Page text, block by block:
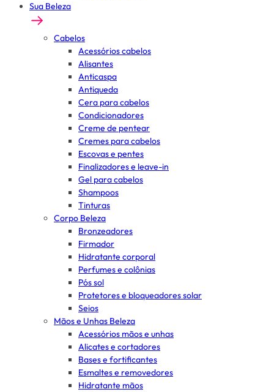
Sua Beleza
Cabelos
Acessórios cabelos
Alisantes
Anticaspa
Antiqueda
Cera para cabelos
Condicionadores
Creme de pentear
Cremes para cabelos
Escovas e pentes
Finalizadores e leave-in
Gel para cabelos
Shampoos
Tinturas
Corpo Beleza
Bronzeadores
Firmador
Hidratante corporal
Perfumes e colônias
Pós sol
Protetores e bloqueadores solar
Seios
Mãos e Unhas Beleza
Acessórios mãos e unhas
Alicates e cortadores
Bases e fortificantes
Esmaltes e removedores
Hidratante mãos